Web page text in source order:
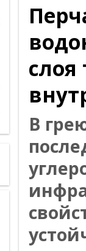
В